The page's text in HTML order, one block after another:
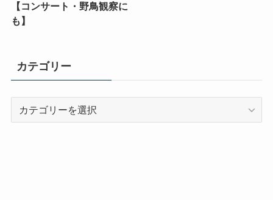
【コンサート・野鳥観察に
も】
カテゴリー